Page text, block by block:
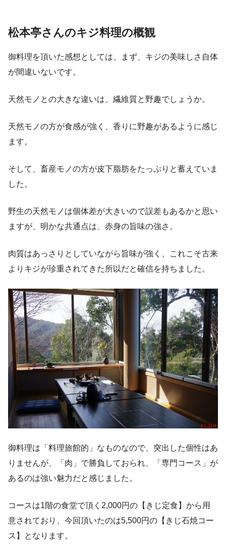
松本亭さんのキジ料理の概観
御料理を頂いた感想としては、まず、キジの美味しさ自体
が間違いないです。
天然モノとの大きな違いは、繊維質と野趣でしょうか。
天然モノの方が食感が強く、香りに野趣があるように感じ
ます。
そして、畜産モノの方が皮下脂肪をたっぷりと蓄えていま
した。
野生の天然モノは個体差が大きいので誤差もあるかと思い
ますが、明かな共通点は、赤身の旨味の強さ。
肉質はあっさりとしていながら旨味が強く、これこそ古来
よりキジが珍重されてきた所以だと確信を持ちました。
御料理は「料理旅館的」なものなので、突出した個性はあ
りませんが、「肉」で勝負しておられ、「専門コース」が
あるのは強い魅力だと感じました。
コースは1階の食堂で頂く2,000円の【きじ定食】から用
意されており、今回頂いたのは5,500円の【きじ石焼コー
ス】となります。